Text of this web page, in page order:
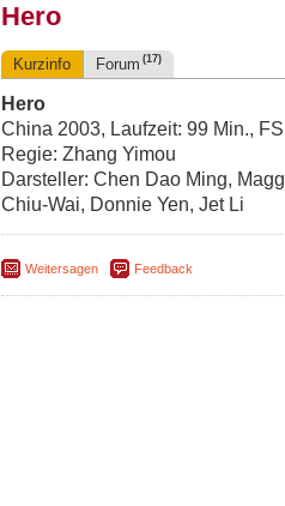
Hero
Kurzinfo Forum (17)
Hero
China 2003, Laufzeit: 99 Min.,
Regie: Zhang Yimou
Darsteller: Chen Dao Ming,
Chiu-Wai, Donnie Yen, Jet Li
Weitersagen Feedback